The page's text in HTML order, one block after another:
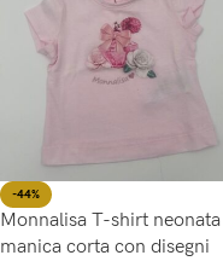
-44%
Monnalisa T-shirt neonata
manica corta con disegni